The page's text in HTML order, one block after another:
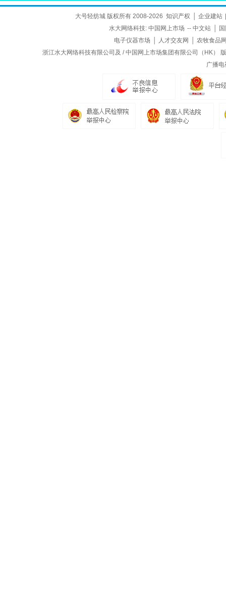
大号轻纺城 版权所有 2008-2026 知识产权 企业建站
水大网络科技: 中国网上市场 -- 中文站
电子仪器市场
人才交友网
农牧食品
浙江水大网络科技有限公司及 / 中国网上市场集团有限公司（HK）
广播